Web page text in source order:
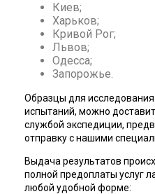
Киев;
Харьков;
Кривой Рог;
Львов;
Одесса;
Запорожье.
Образцы для
испытаний, можно
службой экспедиции,
отправку с нашими
Выдача результатов
полной предоплаты услуг
любой удобной форме: